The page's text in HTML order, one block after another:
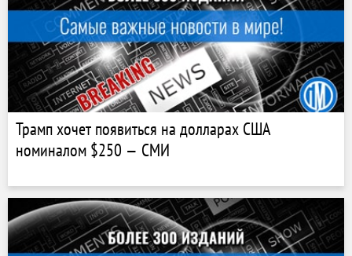
Трамп хочет появиться на долларах США
номиналом $250 — СМИ